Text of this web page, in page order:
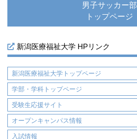
男子サッカー部
トップページ
新潟医療福祉大学 HPリンク
新潟医療福祉大学トップページ
学部・学科トップページ
受験生応援サイト
オープンキャンパス情報
入試情報